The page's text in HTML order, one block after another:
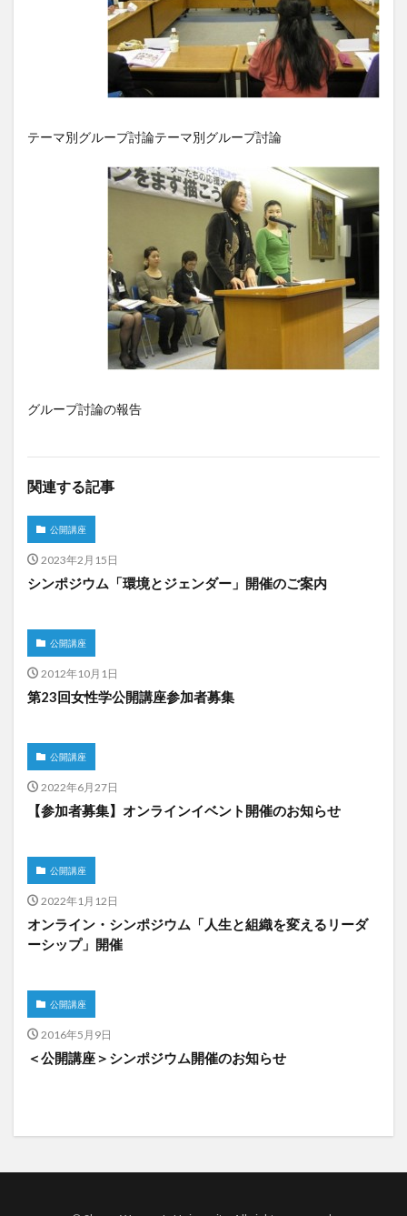
テーマ別グループ討論テーマ別グループ討論
グループ討論の報告
関連する記事
公開講座
2023年2月15日
シンポジウム「環境とジェンダー」開催のご案内
公開講座
2012年10月1日
第23回女性学公開講座参加者募集
公開講座
2022年6月27日
【参加者募集】オンラインイベント開催のお知らせ
公開講座
2022年1月12日
オンライン・シンポジウム「人生と組織を変えるリーダ
ーシップ」開催
公開講座
2016年5月9日
＜公開講座＞シンポジウム開催のお知らせ